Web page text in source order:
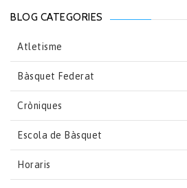
BLOG CATEGORIES
Atletisme
Bàsquet Federat
Cròniques
Escola de Bàsquet
Horaris